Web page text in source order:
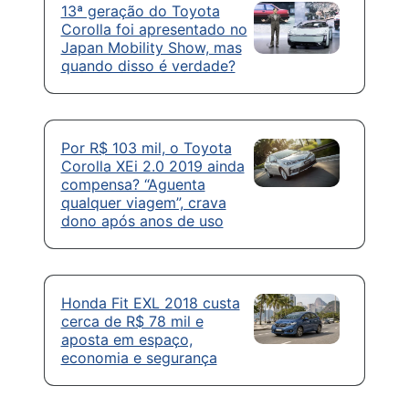
13ª geração do Toyota
Corolla foi apresentado no
Japan Mobility Show, mas
quando disso é verdade?
Por R$ 103 mil, o Toyota
Corolla XEi 2.0 2019 ainda
compensa? “Aguenta
qualquer viagem”, crava
dono após anos de uso
Honda Fit EXL 2018 custa
cerca de R$ 78 mil e
aposta em espaço,
economia e segurança